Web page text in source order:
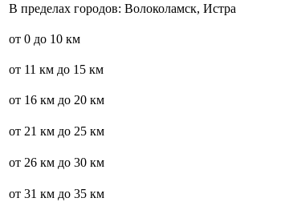
В пределах городов: Волоколамск, Истра
от 0 до 10 км
от 11 км до 15 км
от 16 км до 20 км
от 21 км до 25 км
от 26 км до 30 км
от 31 км до 35 км